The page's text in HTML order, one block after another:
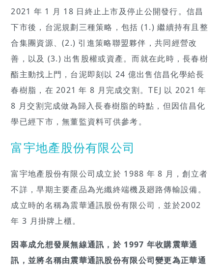
2021 年 1 月 18 日終止上市及停止公開發行。信昌
下市後，台泥規劃三種策略，包括 (1.) 繼續持有且整
合集團資源、(2.) 引進策略聯盟夥伴，共同經營改
善，以及 (3.) 出售股權或資產。而就在此時，長春樹
酯主動找上門，台泥即刻以 24 億出售信昌化學給長
春樹脂，在 2021 年 8 月完成交割。TEJ 以 2021 年
8 月交割完成做為歸入長春樹脂的時點，但因信昌化
學已經下市，無董監資料可供參考。
富宇地產股份有限公司
富宇地產股份有限公司成立於 1988 年 8 月，創立者
不詳，早期主要產品為光纖終端機及廻路傳輸設備。
成立時的名稱為震華通訊股份有限公司，並於2002
年 3 月掛牌上櫃。
因辜成允想發展無線通訊，於 1997 年收購震華通
訊，並將名稱由震華通訊股份有限公司變更為正華通